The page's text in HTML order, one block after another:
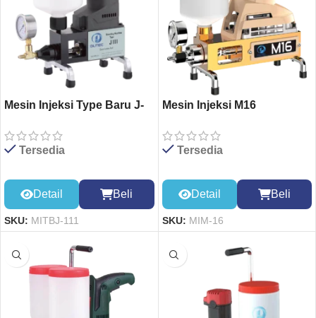
Mesin Injeksi Type Baru J-
Tersedia
Detail Beli
SKU: MITBJ-111
Mesin Injeksi M16
Tersedia
Detail Beli
SKU: MIM-16